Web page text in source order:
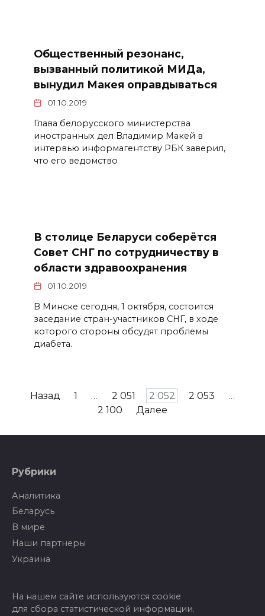
Общественный резонанс,
вызванный политикой МИДа,
вынудил Макея оправдываться
01.10.2019
Глава белорусского министерства
иностранных дел Владимир Макей в
интервью информагентству РБК заверил,
что его ведомство
В столице Беларуси соберётся
Совет СНГ по сотрудничеству в
области здравоохранения
01.10.2019
В Минске сегодня, 1 октября, состоится
заседание стран-участников СНГ, в ходе
которого стороны обсудят проблемы
диабета.
Пагинация
Назад 1 … 2 051 2 052 2 053
…
2 100
Далее
Рубрики
Аналитика
Беларусь
В мире
Наши партнеры
Украина
На нашем сайте используются cookie
для сбора статистической информации.